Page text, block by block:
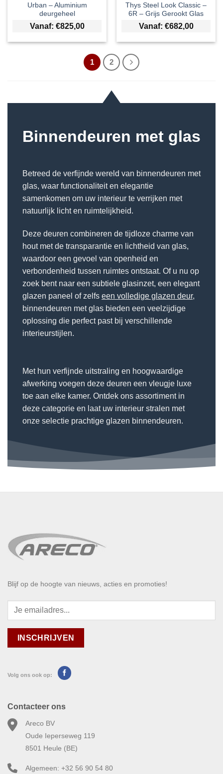
Urban – Aluminium
deurgeheel
Vanaf: €825,00
Thys Steel Look Classic –
6R – Grijs Gerookt Glas
Vanaf: €682,00
1 2
Binnendeuren met glas
Betreed de verfijnde wereld van binnendeuren met
glas, waar functionaliteit en elegantie
samenkomen om uw interieur te verrijken met
natuurlijk licht en ruimtelijkheid.
Deze deuren combineren de tijdloze charme van
hout met de transparantie en lichtheid van glas,
waardoor een gevoel van openheid en
verbondenheid tussen ruimtes ontstaat. Of u nu op
zoek bent naar een subtiele glasinzet, een elegant
glazen paneel of zelfs een volledige glazen deur,
binnendeuren met glas bieden een veelzijdige
oplossing die perfect past bij verschillende
interieurstijlen.
Met hun verfijnde uitstraling en hoogwaardige
afwerking voegen deze deuren een vleugje luxe
toe aan elke kamer. Ontdek ons assortiment in
deze categorie en laat uw interieur stralen met
onze selectie prachtige glazen binnendeuren.
Blijf op de hoogte van nieuws, acties en promoties!
Volg ons ook op:
Contacteer ons
Areco BV
Oude Ieperseweg 119
8501 Heule (BE)
Algemeen: +32 56 90 54 80